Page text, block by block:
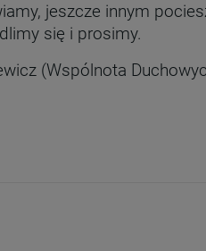
-
szt.
jeszcze innym
się i prosimy.
(Wspólnota